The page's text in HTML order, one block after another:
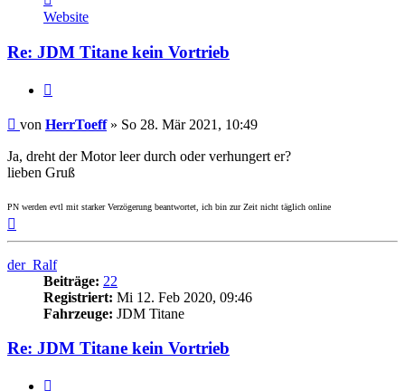
von
HerrToeff
Website
Re: JDM Titane kein Vortrieb
Beitrag
von HerrToeff» So 28. Mär 2021, 10:49
Ja, dreht der Motor leer durch oder verhungert er?
lieben Gruß
PN werden evtl mit starker Verzögerung beantwortet, ich bin zur Zeit nicht täglich online
der_Ralf
Beiträge: 22
Registriert: Mi 12. Feb 2020, 09:46
Fahrzeuge: JDM Titane
Re: JDM Titane kein Vortrieb